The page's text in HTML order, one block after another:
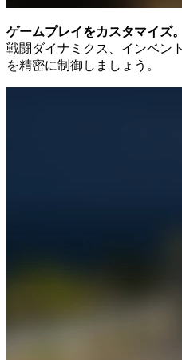
ゲームプレイをカスタマイズ。
戦闘ダイナミクス、インベン
を精密に制御しましょう。